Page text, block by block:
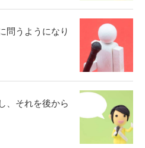
問うようになり
、それを後から